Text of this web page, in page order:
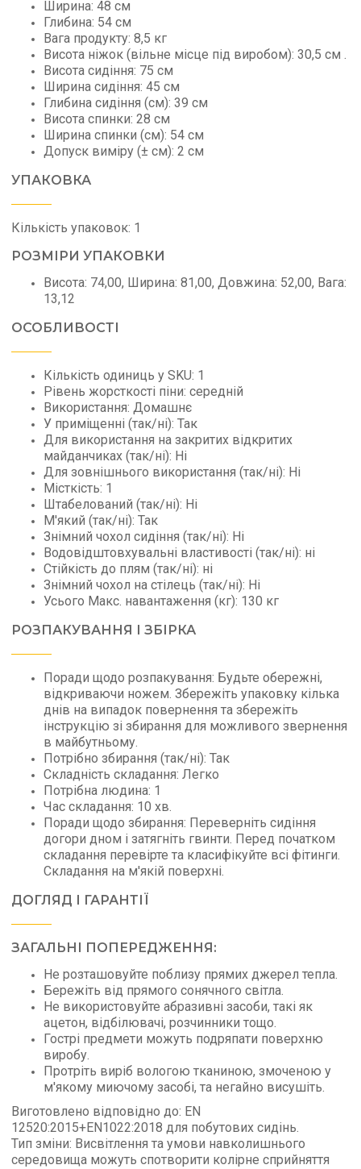
Ширина: 48 см
Глибина: 54 см
Вага продукту: 8,5 кг
Висота ніжок (вільне місце під виробом): 30,5 см .
Висота сидіння: 75 см
Ширина сидіння: 45 см
Глибина сидіння (см): 39 см
Висота спинки: 28 см
Ширина спинки (см): 54 см
Допуск виміру (± см): 2 см
УПАКОВКА
Кількість упаковок: 1
РОЗМІРИ УПАКОВКИ
Висота: 74,00, Ширина: 81,00, Довжина: 52,00, Вага:
13,12
ОСОБЛИВОСТІ
Кількість одиниць у SKU: 1
Рівень жорсткості піни: середній
Використання: Домашнє
У приміщенні (так/ні): Так
Для використання на закритих відкритих
майданчиках (так/ні): Ні
Для зовнішнього використання (так/ні): Ні
Місткість: 1
Штабелований (так/ні): Ні
М'який (так/ні): Так
Знімний чохол сидіння (так/ні): Ні
Водовідштовхувальні властивості (так/ні): ні
Стійкість до плям (так/ні): ні
Знімний чохол на стілець (так/ні): Ні
Усього Макс. навантаження (кг): 130 кг
РОЗПАКУВАННЯ І ЗБІРКА
Поради щодо розпакування: Будьте обережні,
відкриваючи ножем. Збережіть упаковку кілька
днів на випадок повернення та збережіть
інструкцію зі збирання для можливого звернення
в майбутньому.
Потрібно збирання (так/ні): Так
Складність складання: Легко
Потрібна людина: 1
Час складання: 10 хв.
Поради щодо збирання: Переверніть сидіння
догори дном і затягніть гвинти. Перед початком
складання перевірте та класифікуйте всі фітинги.
Складання на м'якій поверхні.
ДОГЛЯД І ГАРАНТІЇ
ЗАГАЛЬНІ ПОПЕРЕДЖЕННЯ:
Не розташовуйте поблизу прямих джерел тепла.
Бережіть від прямого сонячного світла.
Не використовуйте абразивні засоби, такі як
ацетон, відбілювачі, розчинники тощо.
Гострі предмети можуть подряпати поверхню
виробу.
Протріть виріб вологою тканиною, змоченою у
м'якому миючому засобі, та негайно висушіть.
Виготовлено відповідно до: EN
12520:2015+EN1022:2018 для побутових сидінь.
Тип зміни: Висвітлення та умови навколишнього
середовища можуть спотворити колірне сприйняття